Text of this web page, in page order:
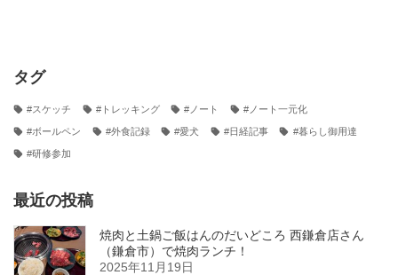
タグ
#スケッチ #トレッキング #ノート #ノート一元化
#ボールペン #外食記録 #愛犬 #日経記事 #暮らし御用達
#研修参加
最近の投稿
焼肉と土鍋ご飯はんのだいどころ 西鎌倉店さん
（鎌倉市）で焼肉ランチ！
2025年11月19日